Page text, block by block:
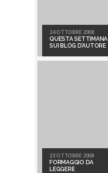
24 OTTOBRE 2008
QUESTA SETTIMANA
SUI BLOG D’AUTORE
23 OTTOBRE 2008
FORMAGGIO DA
LEGGERE